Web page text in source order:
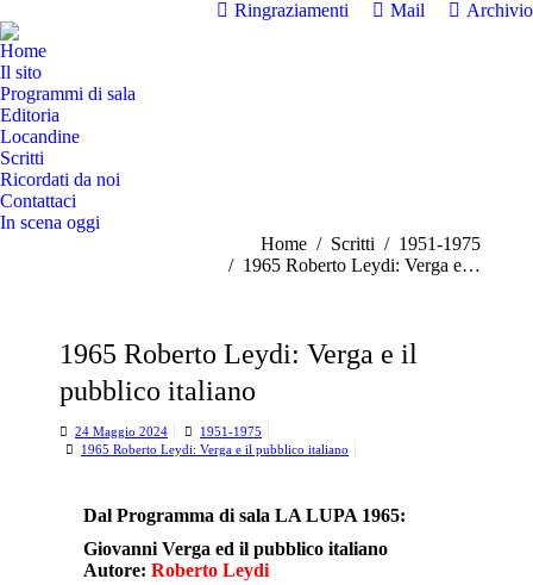
Ringraziamenti Mail
Archivio
Home
Il sito
Programmi di sala
Editoria
Locandine
Scritti
Ricordati da noi
Contattaci
In scena oggi
Home Scritti
1951-1975
1965 Roberto Leydi: Verga e…
1965 Roberto Leydi: Verga e il
pubblico italiano
24 Maggio 2024
1951-1975
1965 Roberto Leydi: Verga e il pubblico italiano
Dal Programma di sala LA LUPA 1965:
Giovanni Verga ed il pubblico italiano
Autore: Roberto Leydi